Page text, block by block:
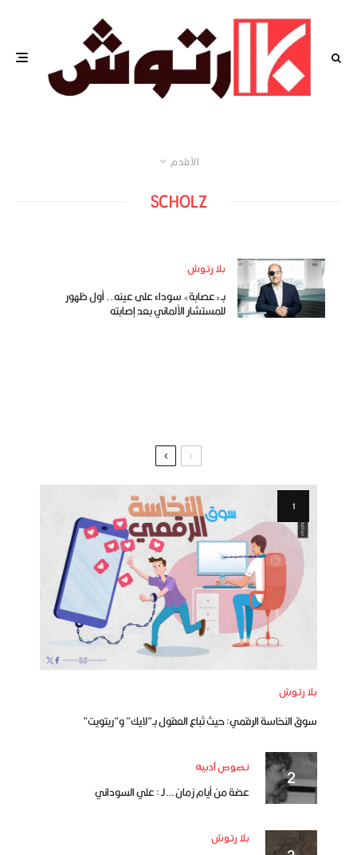
الأقدم
SCHOLZ
بلا رتوش
بـ«عصابة» سوداء على عينه.. أول ظهور
للمستشار الألماني بعد إصابته
بلا رتوش
سوق النخاسة الرقمي: حيث تُباع العقول بـ”لايك” و”ريتويت”
نصوص أدبية
عضة من أيام زمان … لـ : علي السوداني
بلا رتوش